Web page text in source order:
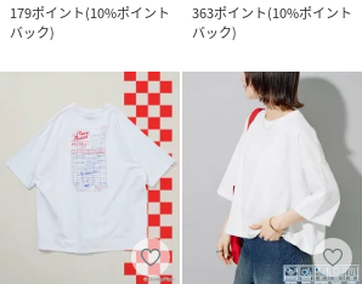
179ポイント(10%ポイント
バック)
363ポイント(10%ポイント
バック)